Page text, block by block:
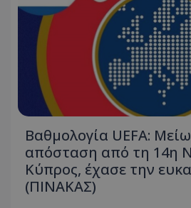
Βαθμολογία UEFA:
απόσταση από τη 14η
Κύπρος, έχασε την
(ΠΙΝΑΚΑΣ)